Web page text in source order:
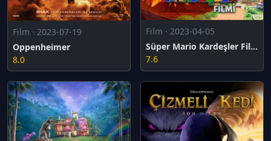
Film · 2023-07-19
Oppenheimer
8.0
Film · 2023-04-05
Süper Mario Kardeşler Filmi
7.6